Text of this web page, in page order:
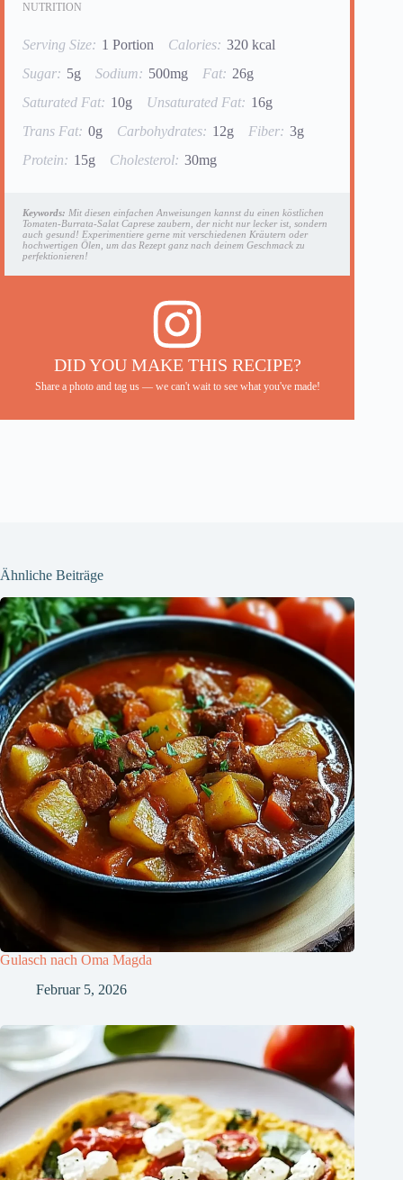
NUTRITION
Serving Size: 1 Portion Calories: 320 kcal
Sugar: 5g Sodium: 500mg Fat: 26g
Saturated Fat: 10g Unsaturated Fat: 16g
Trans Fat: 0g Carbohydrates: 12g Fiber: 3g
Protein: 15g Cholesterol: 30mg
Keywords: Mit diesen einfachen Anweisungen kannst du einen köstlichen
Tomaten-Burrata-Salat Caprese zaubern, der nicht nur lecker ist, sondern
auch gesund! Experimentiere gerne mit verschiedenen Kräutern oder
hochwertigen Ölen, um das Rezept ganz nach deinem Geschmack zu
perfektionieren!
DID YOU MAKE THIS RECIPE?
Share a photo and tag us — we can't wait to see what you've made!
Ähnliche Beiträge
Gulasch nach Oma Magda
Februar 5, 2026